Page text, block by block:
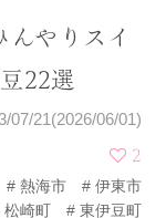
んやりスイ
22選
07/21(2026/06/01)
2
熱海市
伊東市
松崎町
東伊豆町